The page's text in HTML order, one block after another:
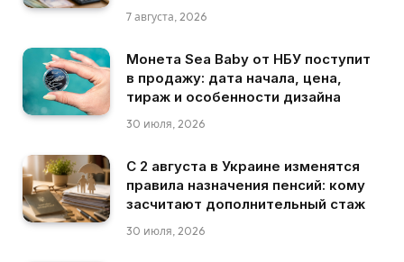
7 августа, 2026
Монета Sea Baby от НБУ поступит
в продажу: дата начала, цена,
тираж и особенности дизайна
30 июля, 2026
С 2 августа в Украине изменятся
правила назначения пенсий: кому
засчитают дополнительный стаж
30 июля, 2026